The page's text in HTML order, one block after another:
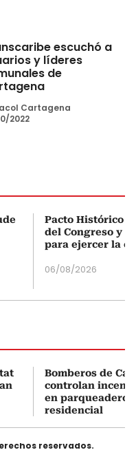
escuchó a
y líderes
de
Cartagena
2022
Pacto Histórico
del Congreso y
para ejercer la
06/08/2026
Bomberos de
controlan
en parqueadero
residencial
reservados.